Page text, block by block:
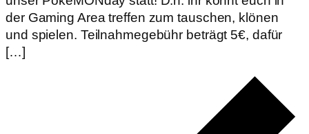
der Gaming Area treffen zum tauschen, klönen
und spielen. Teilnahmegebühr beträgt 5€, dafür
[…]